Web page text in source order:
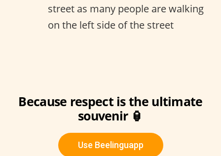
street as many people are walking
on the left side of the street
Because respect is the ultimate
souvenir 🏮
Use Beelinguapp